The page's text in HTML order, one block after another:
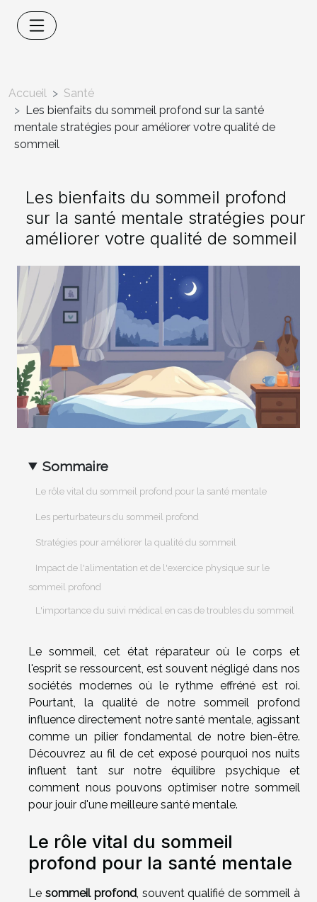
Accueil
Santé
Les bienfaits du sommeil profond sur la santé
mentale stratégies pour améliorer votre qualité de
sommeil
Les bienfaits du sommeil profond
sur la santé mentale stratégies pour
améliorer votre qualité de sommeil
Sommaire
Le rôle vital du sommeil profond pour la santé mentale
Les perturbateurs du sommeil profond
Stratégies pour améliorer la qualité du sommeil
Impact de l'alimentation et de l'exercice physique sur le
sommeil profond
L'importance du suivi médical en cas de troubles du sommeil
Le sommeil, cet état réparateur où le corps et
l'esprit se ressourcent, est souvent négligé dans nos
sociétés modernes où le rythme effréné est roi.
Pourtant, la qualité de notre sommeil profond
influence directement notre santé mentale, agissant
comme un pilier fondamental de notre bien-être.
Découvrez au fil de cet exposé pourquoi nos nuits
influent tant sur notre équilibre psychique et
comment nous pouvons optimiser notre sommeil
pour jouir d'une meilleure santé mentale.
Le rôle vital du sommeil
profond pour la santé mentale
Le sommeil profond, souvent qualifié de sommeil à